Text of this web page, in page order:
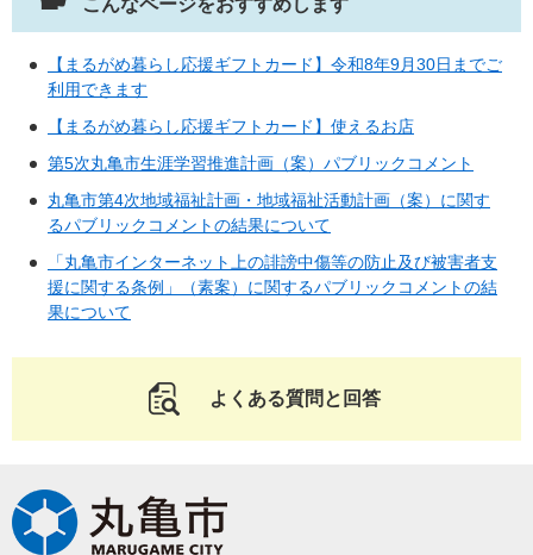
こんなページをおすすめします
【まるがめ暮らし応援ギフトカード】令和8年9月30日までご
利用できます
【まるがめ暮らし応援ギフトカード】使えるお店
第5次丸亀市生涯学習推進計画（案）パブリックコメント
丸亀市第4次地域福祉計画・地域福祉活動計画（案）に関す
るパブリックコメントの結果について
「丸亀市インターネット上の誹謗中傷等の防止及び被害者支
援に関する条例」（素案）に関するパブリックコメントの結
果について
よくある質問と回答